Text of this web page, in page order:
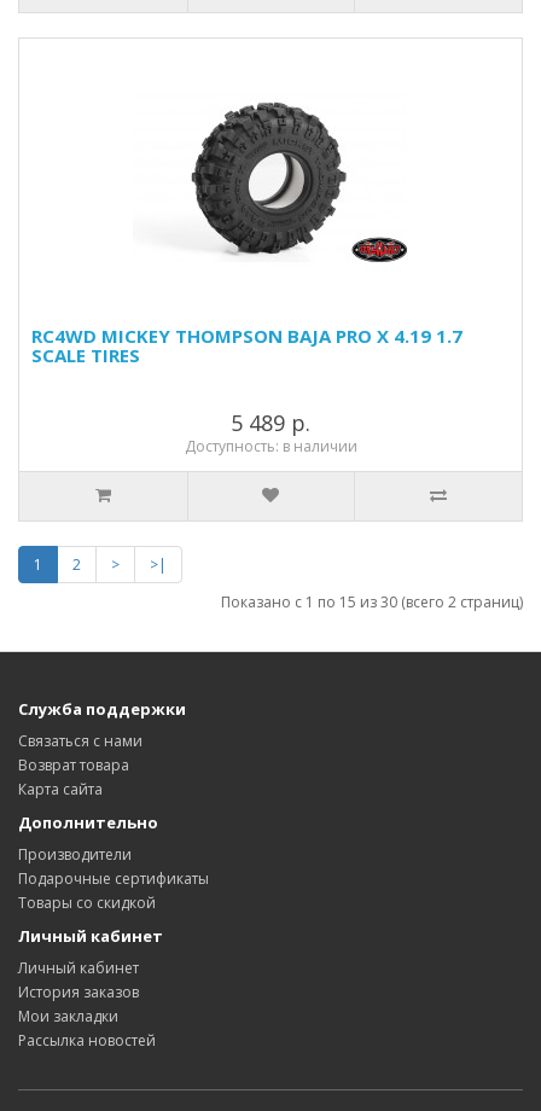
RC4WD MICKEY THOMPSON BAJA PRO X 4.19 1.7
SCALE TIRES
5 489 р.
Доступность: в наличии
1 2 >
>|
Показано с 1 по 15 из 30 (всего 2 страниц)
Служба поддержки
Связаться с нами
Возврат товара
Карта сайта
Дополнительно
Производители
Подарочные сертификаты
Товары со скидкой
Личный кабинет
Личный кабинет
История заказов
Мои закладки
Рассылка новостей